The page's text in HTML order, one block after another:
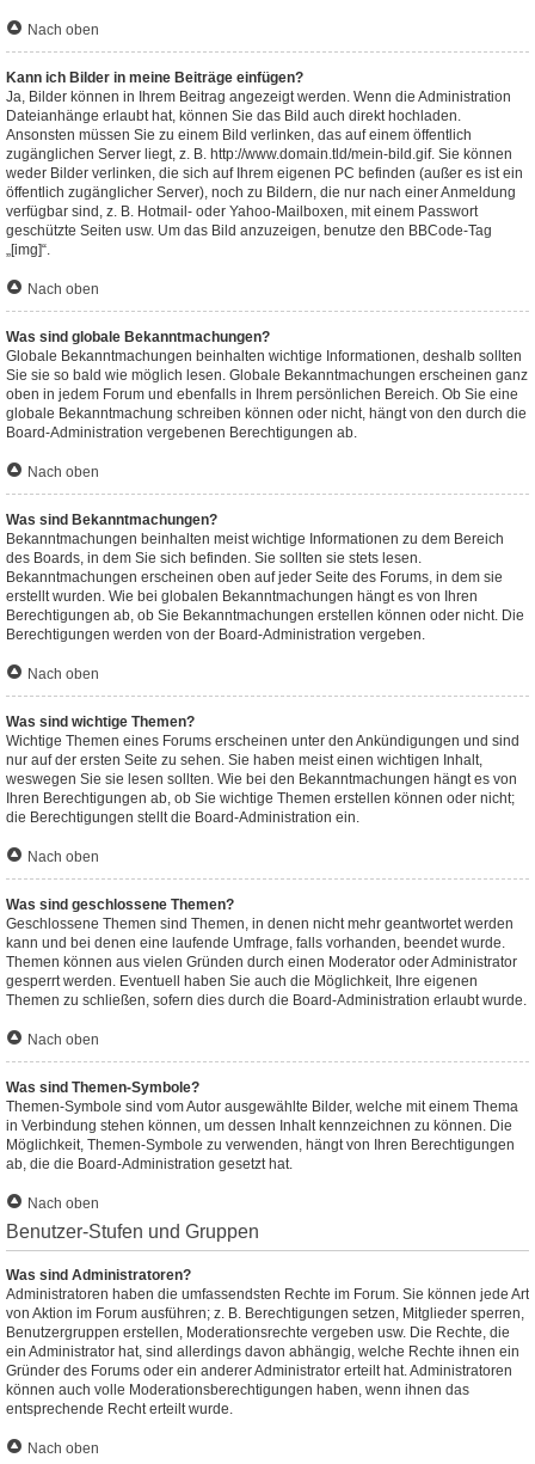
Nach oben
Kann ich Bilder in meine Beiträge einfügen?
Ja, Bilder können in Ihrem Beitrag angezeigt werden. Wenn die Administration
Dateianhänge erlaubt hat, können Sie das Bild auch direkt hochladen.
Ansonsten müssen Sie zu einem Bild verlinken, das auf einem öffentlich
zugänglichen Server liegt, z. B. http://www.domain.tld/mein-bild.gif. Sie können
weder Bilder verlinken, die sich auf Ihrem eigenen PC befinden (außer es ist ein
öffentlich zugänglicher Server), noch zu Bildern, die nur nach einer Anmeldung
verfügbar sind, z. B. Hotmail- oder Yahoo-Mailboxen, mit einem Passwort
geschützte Seiten usw. Um das Bild anzuzeigen, benutze den BBCode-Tag
„[img]“.
Nach oben
Was sind globale Bekanntmachungen?
Globale Bekanntmachungen beinhalten wichtige Informationen, deshalb sollten
Sie sie so bald wie möglich lesen. Globale Bekanntmachungen erscheinen ganz
oben in jedem Forum und ebenfalls in Ihrem persönlichen Bereich. Ob Sie eine
globale Bekanntmachung schreiben können oder nicht, hängt von den durch die
Board-Administration vergebenen Berechtigungen ab.
Nach oben
Was sind Bekanntmachungen?
Bekanntmachungen beinhalten meist wichtige Informationen zu dem Bereich
des Boards, in dem Sie sich befinden. Sie sollten sie stets lesen.
Bekanntmachungen erscheinen oben auf jeder Seite des Forums, in dem sie
erstellt wurden. Wie bei globalen Bekanntmachungen hängt es von Ihren
Berechtigungen ab, ob Sie Bekanntmachungen erstellen können oder nicht. Die
Berechtigungen werden von der Board-Administration vergeben.
Nach oben
Was sind wichtige Themen?
Wichtige Themen eines Forums erscheinen unter den Ankündigungen und sind
nur auf der ersten Seite zu sehen. Sie haben meist einen wichtigen Inhalt,
weswegen Sie sie lesen sollten. Wie bei den Bekanntmachungen hängt es von
Ihren Berechtigungen ab, ob Sie wichtige Themen erstellen können oder nicht;
die Berechtigungen stellt die Board-Administration ein.
Nach oben
Was sind geschlossene Themen?
Geschlossene Themen sind Themen, in denen nicht mehr geantwortet werden
kann und bei denen eine laufende Umfrage, falls vorhanden, beendet wurde.
Themen können aus vielen Gründen durch einen Moderator oder Administrator
gesperrt werden. Eventuell haben Sie auch die Möglichkeit, Ihre eigenen
Themen zu schließen, sofern dies durch die Board-Administration erlaubt wurde.
Nach oben
Was sind Themen-Symbole?
Themen-Symbole sind vom Autor ausgewählte Bilder, welche mit einem Thema
in Verbindung stehen können, um dessen Inhalt kennzeichnen zu können. Die
Möglichkeit, Themen-Symbole zu verwenden, hängt von Ihren Berechtigungen
ab, die die Board-Administration gesetzt hat.
Nach oben
Benutzer-Stufen und Gruppen
Was sind Administratoren?
Administratoren haben die umfassendsten Rechte im Forum. Sie können jede Art
von Aktion im Forum ausführen; z. B. Berechtigungen setzen, Mitglieder sperren,
Benutzergruppen erstellen, Moderationsrechte vergeben usw. Die Rechte, die
ein Administrator hat, sind allerdings davon abhängig, welche Rechte ihnen ein
Gründer des Forums oder ein anderer Administrator erteilt hat. Administratoren
können auch volle Moderationsberechtigungen haben, wenn ihnen das
entsprechende Recht erteilt wurde.
Nach oben